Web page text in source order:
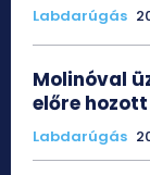
Labdarúgás
Molinóval
előre
Labdarúgás